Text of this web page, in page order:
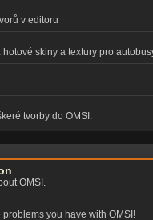
v editoru
skiny a textury pro
tvorby do OMSI.
OMSI.
you have with OMSI!